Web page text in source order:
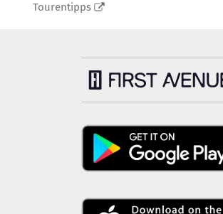
Tourentipps